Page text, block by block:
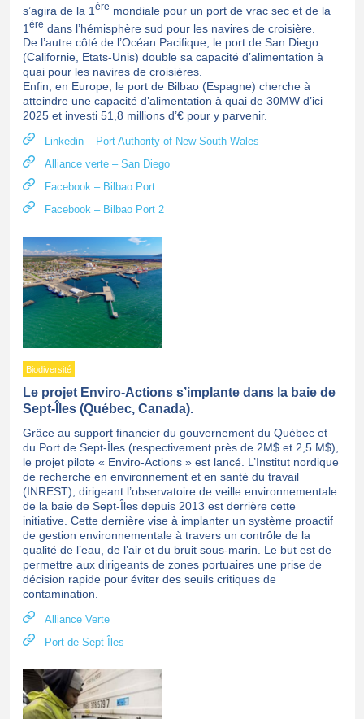
s’agira de la 1 ère mondiale pour un port de vrac sec et de la
1 ère dans l’hémisphère sud pour les navires de croisière.
De l’autre côté de l’Océan Pacifique, le port de San Diego
(Californie, Etats-Unis) double sa capacité d’alimentation à
quai pour les navires de croisières.
Enfin, en Europe, le port de Bilbao (Espagne) cherche à
atteindre une capacité d’alimentation à quai de 30MW d’ici
2025 et investi 51,8 millions d’€ pour y parvenir.
Linkedin – Port Authority of New South Wales
Alliance verte – San Diego
Facebook – Bilbao Port
Facebook – Bilbao Port 2
Biodiversité
Le projet Enviro-Actions s’implante dans la baie de
Sept-Îles (Québec, Canada).
Grâce au support financier du gouvernement du Québec et
du Port de Sept-Îles (respectivement près de 2M$ et 2,5 M$),
le projet pilote « Enviro-Actions » est lancé. L’Institut nordique
de recherche en environnement et en santé du travail
(INREST), dirigeant l’observatoire de veille environnementale
de la baie de Sept-Îles depuis 2013 est derrière cette
initiative. Cette dernière vise à implanter un système proactif
de gestion environnementale à travers un contrôle de la
qualité de l’eau, de l’air et du bruit sous-marin. Le but est de
permettre aux dirigeants de zones portuaires une prise de
décision rapide pour éviter des seuils critiques de
contamination.
Alliance Verte
Port de Sept-Îles